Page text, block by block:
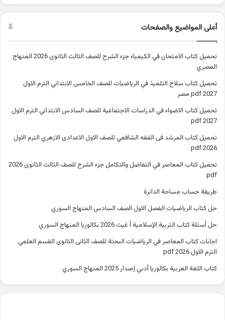
أعلى المواضيع والصفحات
تحميل كتاب الامتحان في الكيمياء جزء الشرح للصف الثالث الثانوى 2026 المنهاج
المصري
تحميل كتاب سلاح التلميذ في الرياضيات للصف الخامس الابتدائي الترم الاول
2027 pdf مصر
تحميل كتاب الاضواء في الدراسات الاجتماعية للصف السادس الابتدائي الترم الاول
2027 pdf
تحميل كتاب المرشد فى الفقه الشافعي للصف الاول الاعدادى الازهري الترم الاول
2026 pdf
تحميل كتاب المعاصر في التفاضل والتكامل جزء الشرح للصف الثالث الثانوى 2026
pdf
طريقة حساب مساحة الدائرة
حل كتاب الرياضيات الفصل الاول الصف السادس المنهاج السوري
حل أسئلة كتاب التربية الإسلامية أ غيث 2026 بكالوريا المنهاج السوري
اجابات كتاب المعاصر في الرياضيات البحتة للصف الثانى الثانوى القسم العلمي
الترم الاول 2026 pdf
كتاب اللغة العربية بكالوريا أدبي إصدار 2025 المنهاج السوري